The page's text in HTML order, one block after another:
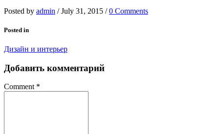
Posted by admin / July 31, 2015 / 0 Comments
Posted in
Дизайн и интерьер
Добавить комментарий
Comment *